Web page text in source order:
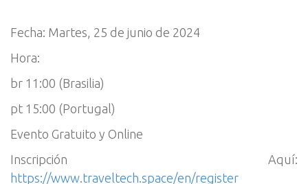
Fecha: Martes, 25 de junio de 2024
Hora:
br 11:00 (Brasilia)
pt 15:00 (Portugal)
Evento Gratuito y Online
Inscripción Aquí:
https://www.traveltech.space/en/register